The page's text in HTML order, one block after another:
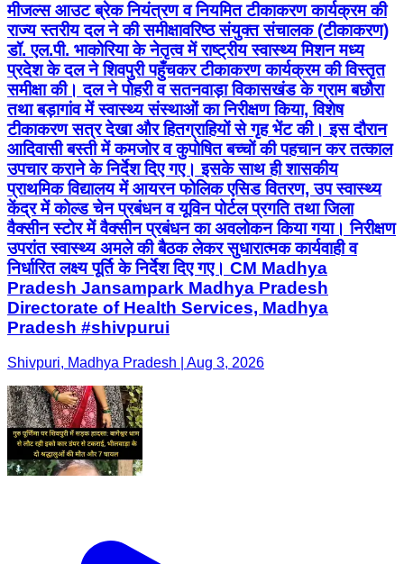
मीजल्स आउट ब्रेक नियंत्रण व नियमित टीकाकरण कार्यक्रम की
राज्य स्तरीय दल ने की समीक्षा ​वरिष्ठ संयुक्त संचालक (टीकाकरण)
डॉ. एल.पी. भाकोरिया के नेतृत्व में राष्ट्रीय स्वास्थ्य मिशन मध्य
प्रदेश के दल ने शिवपुरी पहुँचकर टीकाकरण कार्यक्रम की विस्तृत
समीक्षा की। दल ने पोहरी व सतनवाड़ा विकासखंड के ग्राम बछौरा
तथा बड़ागांव में स्वास्थ्य संस्थाओं का निरीक्षण किया, विशेष
टीकाकरण सत्र देखा और हितग्राहियों से गृह भेंट की। इस दौरान
आदिवासी बस्ती में कमजोर व कुपोषित बच्चों की पहचान कर तत्काल
उपचार कराने के निर्देश दिए गए। इसके साथ ही शासकीय
प्राथमिक विद्यालय में आयरन फोलिक एसिड वितरण, उप स्वास्थ्य
केंद्र में कोल्ड चेन प्रबंधन व यूविन पोर्टल प्रगति तथा जिला
वैक्सीन स्टोर में वैक्सीन प्रबंधन का अवलोकन किया गया। निरीक्षण
उपरांत स्वास्थ्य अमले की बैठक लेकर सुधारात्मक कार्यवाही व
निर्धारित लक्ष्य पूर्ति के निर्देश दिए गए। CM Madhya
Pradesh Jansampark Madhya Pradesh
Directorate of Health Services, Madhya
Pradesh #shivpurui
Shivpuri, Madhya Pradesh | Aug 3, 2026